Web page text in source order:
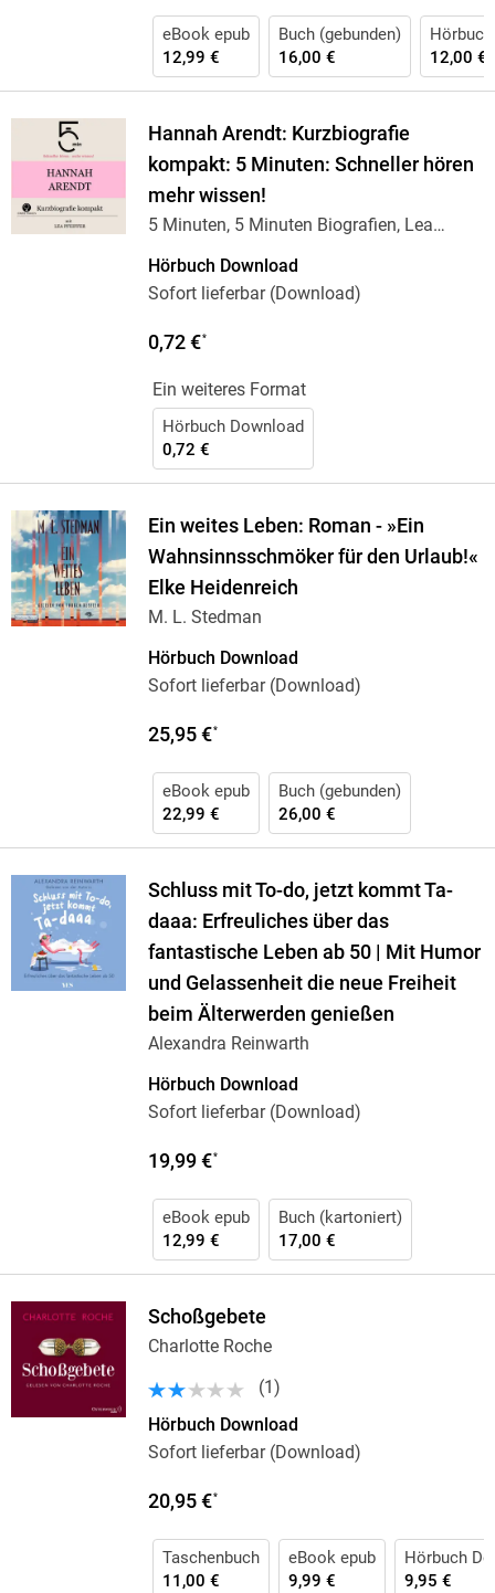
eBook epub
12,99 €
Buch (gebunden)
16,00 €
12,00 €
Hannah Arendt: Kurzbiografie
kompakt: 5 Minuten: Schneller hören
mehr wissen!
5 Minuten, 5 Minuten Biografien, Lea
Hörbuch Download
Sofort lieferbar (Download)
0,72 €*
Ein weiteres Format
Hörbuch Download
0,72 €
Ein weites Leben: Roman - »Ein
Wahnsinnsschmöker für den Urlaub!«
Elke Heidenreich
M. L. Stedman
Hörbuch Download
Sofort lieferbar (Download)
25,95 €*
eBook epub
22,99 €
Buch (gebunden)
26,00 €
Schluss mit To-do, jetzt kommt Ta-
daaa: Erfreuliches über das
fantastische Leben ab 50 | Mit Humor
und Gelassenheit die neue Freiheit
beim Älterwerden genießen
Alexandra Reinwarth
Hörbuch Download
Sofort lieferbar (Download)
19,99 €*
eBook epub
12,99 €
Buch (kartoniert)
17,00 €
Schoßgebete
Charlotte Roche
(1 )
Hörbuch Download
Sofort lieferbar (Download)
20,95 €*
Taschenbuch
11,00 €
eBook epub
9,99 €
Hörbuch
9,95 €